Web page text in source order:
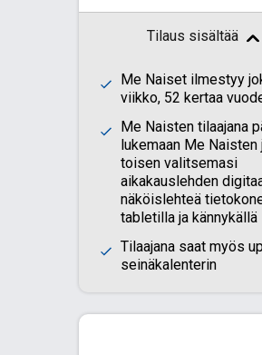
Tilaus sisältää
Me Naiset ilmestyy
viikko, 52 kertaa
Me Naisten tilaajana
lukemaan Me Naisten
toisen valitsemasi
aikakauslehden
näköislehteä
tabletilla ja kännykällä
Tilaajana saat myös
seinäkalenterin​